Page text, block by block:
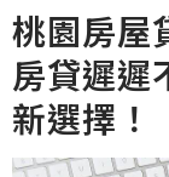
桃園房屋
房貸遲遲
新選擇！